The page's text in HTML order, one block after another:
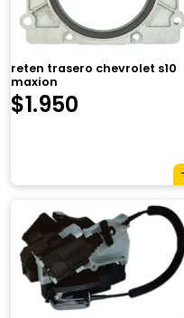
reten trasero chevrolet s10
maxion
$1.950